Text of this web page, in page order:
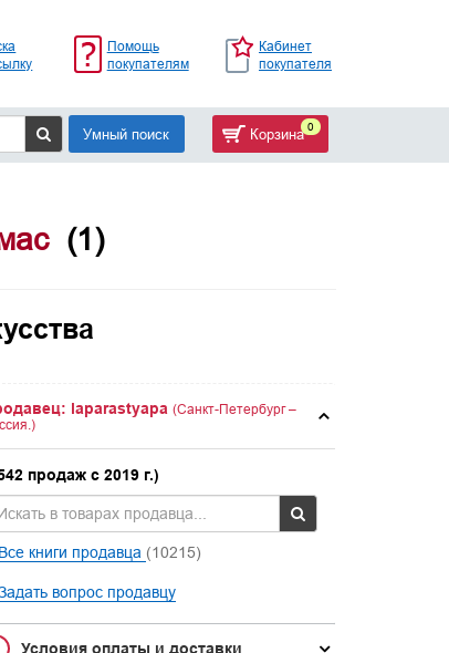
Помощь
покупателям
Кабинет
покупателя
Умный поиск Корзина 0
(1)
laparastyapa (Санкт-Петербург –
продаж с 2019 г.)
Все книги продавца (10215)
вопрос продавцу
Условия оплаты и доставки